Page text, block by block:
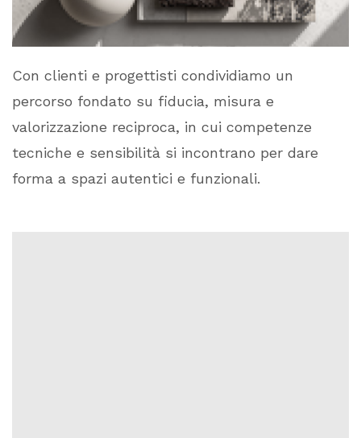
Con clienti e progettisti condividiamo un
percorso fondato su fiducia, misura e
valorizzazione reciproca, in cui competenze
tecniche e sensibilità si incontrano per dare
forma a spazi autentici e funzionali.